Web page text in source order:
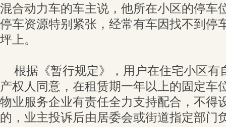
混合动力车的车主说，他所在小区的停车
停车资源特别紧张，经常有车因找不到停
坪上。
根据《暂行规定》，用户在住宅小区有
产权人同意，在租赁期一年以上的固定车
物业服务企业有责任全力支持配合，不得
的，业主投诉后由居委会或街道指定部门